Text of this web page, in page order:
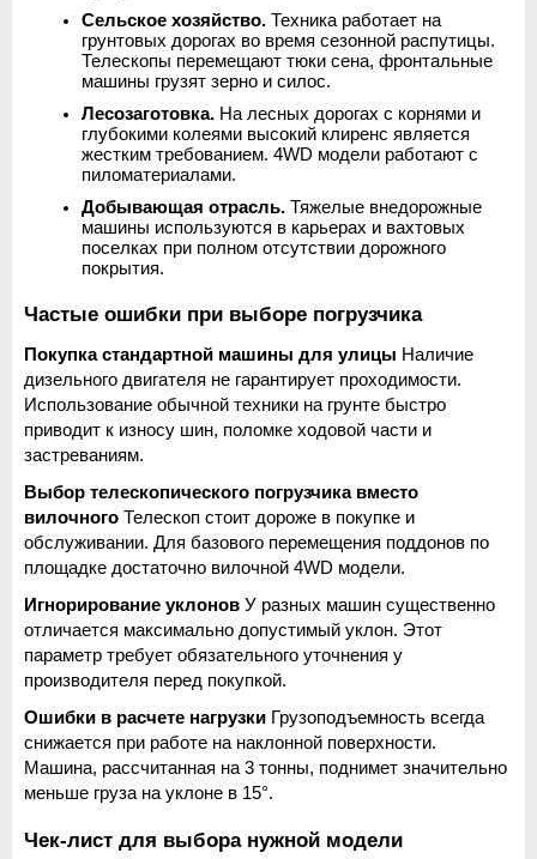
Сельское хозяйство. Техника работает на
грунтовых дорогах во время сезонной распутицы.
Телескопы перемещают тюки сена, фронтальные
машины грузят зерно и силос.
Лесозаготовка. На лесных дорогах с корнями и
глубокими колеями высокий клиренс является
жестким требованием. 4WD модели работают с
пиломатериалами.
Добывающая отрасль. Тяжелые внедорожные
машины используются в карьерах и вахтовых
поселках при полном отсутствии дорожного
покрытия.
Частые ошибки при выборе погрузчика
Покупка стандартной машины для улицы Наличие
дизельного двигателя не гарантирует проходимости.
Использование обычной техники на грунте быстро
приводит к износу шин, поломке ходовой части и
застреваниям.
Выбор телескопического погрузчика вместо
вилочного Телескоп стоит дороже в покупке и
обслуживании. Для базового перемещения поддонов по
площадке достаточно вилочной 4WD модели.
Игнорирование уклонов У разных машин существенно
отличается максимально допустимый уклон. Этот
параметр требует обязательного уточнения у
производителя перед покупкой.
Ошибки в расчете нагрузки Грузоподъемность всегда
снижается при работе на наклонной поверхности.
Машина, рассчитанная на 3 тонны, поднимет значительно
меньше груза на уклоне в 15°.
Чек-лист для выбора нужной модели